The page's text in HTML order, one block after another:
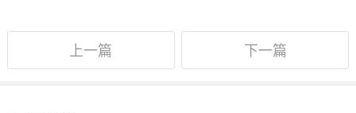
上一篇 下一篇